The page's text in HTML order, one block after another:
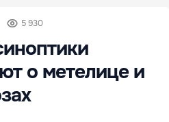
5 930
о метелице и